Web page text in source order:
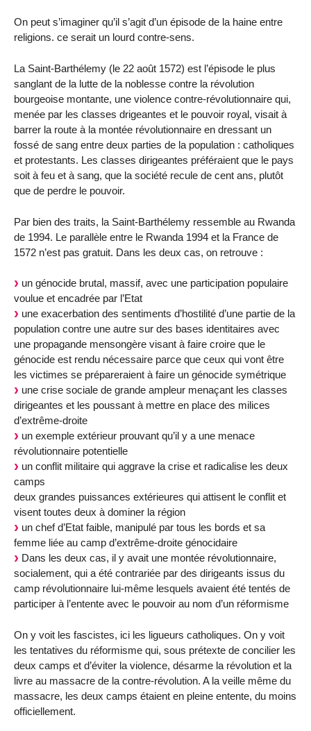
On peut s’imaginer qu’il s’agit d’un épisode de la haine entre
religions. ce serait un lourd contre-sens.
La Saint-Barthélemy (le 22 août 1572) est l’épisode le plus
sanglant de la lutte de la noblesse contre la révolution
bourgeoise montante, une violence contre-révolutionnaire qui,
menée par les classes drigeantes et le pouvoir royal, visait à
barrer la route à la montée révolutionnaire en dressant un
fossé de sang entre deux parties de la population : catholiques
et protestants. Les classes dirigeantes préféraient que le pays
soit à feu et à sang, que la société recule de cent ans, plutôt
que de perdre le pouvoir.
Par bien des traits, la Saint-Barthélemy ressemble au Rwanda
de 1994. Le parallèle entre le Rwanda 1994 et la France de
1572 n’est pas gratuit. Dans les deux cas, on retrouve :
un génocide brutal, massif, avec une participation populaire
voulue et encadrée par l’Etat
une exacerbation des sentiments d’hostilité d’une partie de la
population contre une autre sur des bases identitaires avec
une propagande mensongère visant à faire croire que le
génocide est rendu nécessaire parce que ceux qui vont être
les victimes se prépareraient à faire un génocide symétrique
une crise sociale de grande ampleur menaçant les classes
dirigeantes et les poussant à mettre en place des milices
d’extrême-droite
un exemple extérieur prouvant qu’il y a une menace
révolutionnaire potentielle
un conflit militaire qui aggrave la crise et radicalise les deux
camps
deux grandes puissances extérieures qui attisent le conflit et
visent toutes deux à dominer la région
un chef d’Etat faible, manipulé par tous les bords et sa
femme liée au camp d’extrême-droite génocidaire
Dans les deux cas, il y avait une montée révolutionnaire,
socialement, qui a été contrariée par des dirigeants issus du
camp révolutionnaire lui-même lesquels avaient été tentés de
participer à l’entente avec le pouvoir au nom d’un réformisme
On y voit les fascistes, ici les ligueurs catholiques. On y voit
les tentatives du réformisme qui, sous prétexte de concilier les
deux camps et d’éviter la violence, désarme la révolution et la
livre au massacre de la contre-révolution. A la veille même du
massacre, les deux camps étaient en pleine entente, du moins
officiellement.